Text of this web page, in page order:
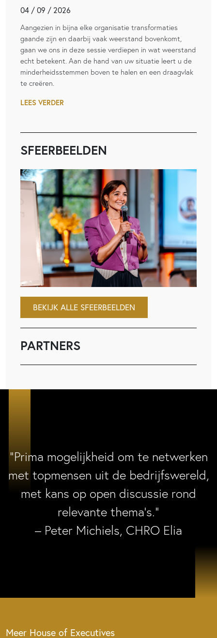
04 / 09 / 2026
Aangezien in bijna elke organisatie transformaties
gaande zijn en daarbij vaak weerstand bovenkomt,
gaan we ons in deze sessie verdiepen in wat weerstand
echt betekent. Aan de hand van uw situatie leert u de
minderheidsstemmen boven te halen en een draagvlak
te creëren.
LEES VERDER
SFEERBEELDEN
BEKIJK ALLE SFEERBEELDEN
PARTNERS
“Prima mogelijkheid om te netwerken
met topmensen uit de bedrijfswereld,
met kans op open discussie rond
relevante thema’s.”
– Peter Michiels, CHRO Elia
Meer House of Executives